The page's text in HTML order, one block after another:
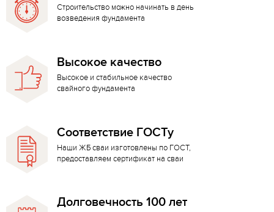
Строительство можно начинать в день
возведения фундамента
Высокое качество
Высокое и стабильное качество
свайного фундамента
Соответствие ГОСТу
Наши ЖБ сваи изготовлены по ГОСТ,
предоставляем сертификат на сваи
Долговечность 100 лет